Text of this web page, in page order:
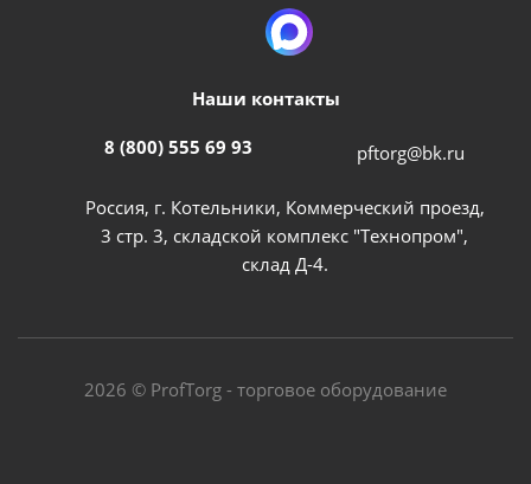
Наши контакты
8 (800) 555 69 93 pftorg@bk.ru
Россия, г. Котельники, Коммерческий проезд,
3 стр. 3, складской комплекс "Технопром",
склад Д-4.
2026 © ProfTorg - торговое оборудование